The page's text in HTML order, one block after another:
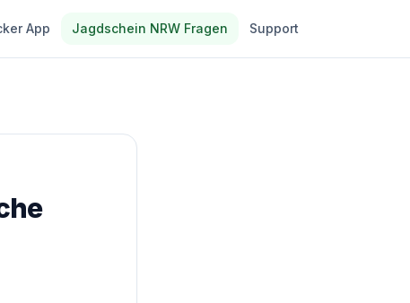
App Jagdschein NRW Fragen Support